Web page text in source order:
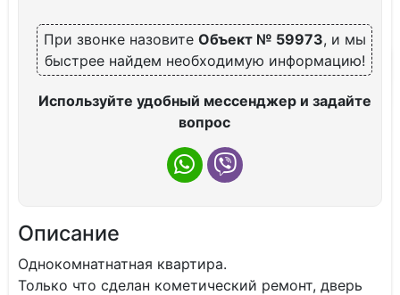
При звонке назовите Объект № 59973, и мы
быстрее найдем необходимую информацию!
Используйте удобный мессенджер и задайте
вопрос
Описание
Однокомнатнатная квартира.
Только что сделан кометический ремонт, дверь